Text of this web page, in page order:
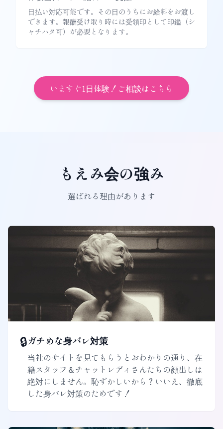
日払い対応可能です。その日のうちにお給料をお渡し
できます。報酬受け取り時には受領印として印鑑（シ
ャチハタ可）が必要となります。
いますぐ1日体験！ご相談はこちら
もえみ会の強み
選ばれる理由があります
🔒ガチめな身バレ対策
当社のサイトを見てもらうとおわかりの通り、在
籍スタッフ＆チャットレディさんたちの顔出しは
絶対にしません。恥ずかしいから？いいえ、徹底
した身バレ対策のためです！